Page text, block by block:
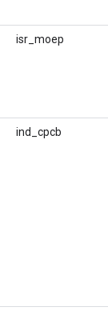
isr_moep
ind_cpcb